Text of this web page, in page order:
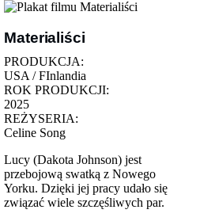
Materialiści
PRODUKCJA:
USA / FInlandia
ROK PRODUKCJI:
2025
REŻYSERIA:
Celine Song
Lucy (Dakota Johnson) jest
przebojową swatką z Nowego
Yorku. Dzięki jej pracy udało się
związać wiele szczęśliwych par.